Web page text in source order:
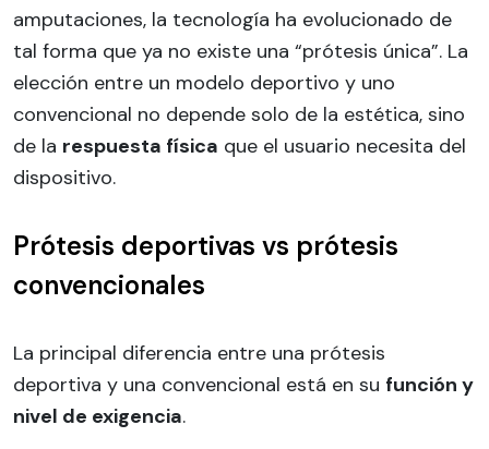
amputaciones, la tecnología ha evolucionado de
tal forma que ya no existe una “prótesis única”. La
elección entre un modelo deportivo y uno
convencional no depende solo de la estética, sino
de la respuesta física que el usuario necesita del
dispositivo.
Prótesis deportivas vs prótesis
convencionales
La principal diferencia entre una prótesis
deportiva y una convencional está en su función y
nivel de exigencia.